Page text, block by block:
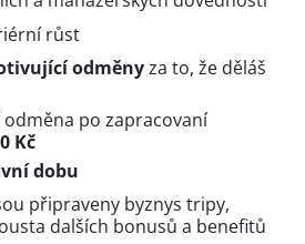
růst
odměnyza to, že děláš
odměna po zapracovaní
Kč
dobu
připraveny byznys tripy,
dalších bonusů a benefitů